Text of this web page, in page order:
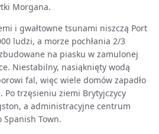
Morgana.
i gwałtowne tsunami niszczą Port
ludzi, a morze pochłania 2/3
na piasku w zamulonej
Niestabilny, nasiąknięty wodą
fal, więc wiele domów zapadło
Po trzęsieniu ziemi Brytyjczycy
a administracyjne centrum
Town.